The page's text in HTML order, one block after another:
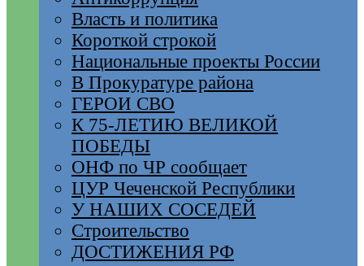
Власть и политика
Короткой строкой
Национальные проекты России
В Прокуратуре района
ГЕРОИ СВО
К 75-ЛЕТИЮ ВЕЛИКОЙ
ПОБЕДЫ
ОНФ по ЧР сообщает
ЦУР Чеченской Республики
У НАШИХ СОСЕДЕЙ
Строительство
ДОСТИЖЕНИЯ РФ